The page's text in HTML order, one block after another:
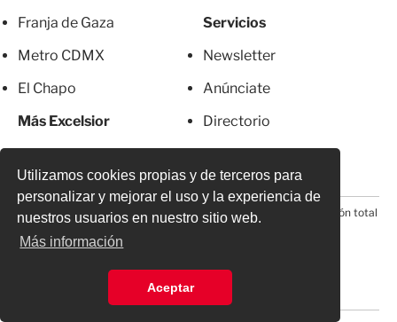
Utilizamos cookies propias y de terceros para
personalizar y mejorar el uso y la experiencia de
nuestros usuarios en nuestro sitio web.
Más información
Aceptar
Franja de Gaza
Metro CDMX
El Chapo
Más Excelsior
Servicios
Newsletter
Anúnciate
Directorio
© 2026 Todos los derechos reservados. Prohibida la reproducción total
o parcial, incluyendo cualquier medio electrónico*